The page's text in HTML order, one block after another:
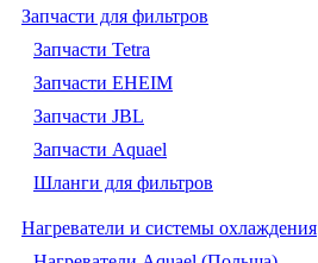
Запчасти для фильтров
Запчасти Tetra
Запчасти EHEIM
Запчасти JBL
Запчасти Aquael
Шланги для фильтров
Нагреватели и системы охлаждения